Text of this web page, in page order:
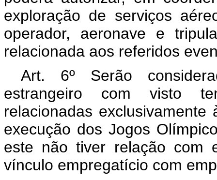
exploração de serviços
operador, aeronave e
relacionada aos referidos
Art. 6º Serão
estrangeiro com visto
relacionadas
execução dos Jogos
este não tiver relação com
vínculo empregatício com